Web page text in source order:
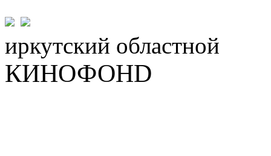
иркутский областной
КИНОФОНD